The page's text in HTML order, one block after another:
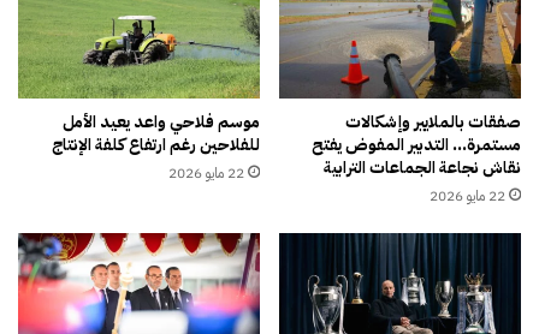
ع
ل
ا
ل
ا
ل
ب
ح
ا
ر
ك
ي
م
ب
ح
و
صفقات بالملايير وإشكالات
مستمرة… التدبير المفوض يفتح
نقاش نجاعة الجماعات الترابية
22 مايو 2026
موسم فلاحي واعد يعيد الأمل
للفلاحين رغم ارتفاع كلفة الإنتاج
22 مايو 2026